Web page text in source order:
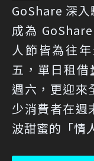
GoShare 深
成為
人節皆為往
五，單日租
週六，更迎來
少消費者在週
波甜蜜的「情